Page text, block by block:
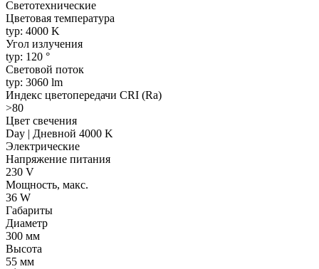
Светотехнические
Цветовая температура
typ: 4000 K
Угол излучения
typ: 120 °
Световой поток
typ: 3060 lm
Индекс цветопередачи CRI (Ra)
>80
Цвет свечения
Day | Дневной 4000 K
Электрические
Напряжение питания
230 V
Мощность, макс.
36 W
Габариты
Диаметр
300 мм
Высота
55 мм